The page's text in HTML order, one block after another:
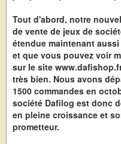
Tout d'abord, notre
de vente de jeux de
étendue maintenant
et que vous pouvez voir
sur le site
très bien. Nous avons
1500 commandes en
société Dafilog est donc
en pleine croissance et
prometteur.